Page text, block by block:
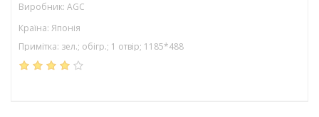
Виробник: AGC
Країна: Японія
Примітка: зел.; обігр.; 1 отвір; 1185*488